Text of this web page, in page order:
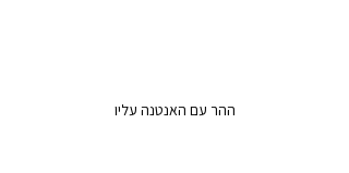
ההר עם האנטנה עליו